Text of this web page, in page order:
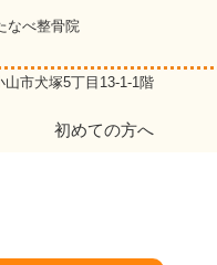
なべ整骨院
市犬塚5丁目13-1-1階
初めての方へ